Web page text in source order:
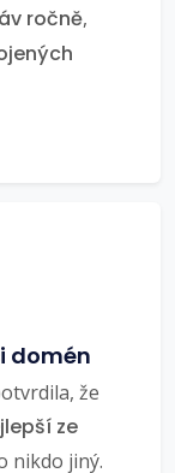
ročně,
domén
že
ze
nikdo jiný.